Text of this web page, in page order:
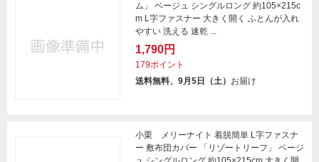
ム」 ベージュ シングルロング 約105×215c
m L字ファスナー 大きく開く ふとんが入れ
やすい 洗える 速乾 ...
1,790円
179ポイント
送料無料、9月5日（土） お届け
小栗 メリーナイト 着脱簡単 L字ファスナ
ー 敷布団カバー 「リゾートリーフ」 ベージ